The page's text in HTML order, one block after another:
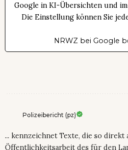
Google in KI-Übersichten und
Die Einstellung können Sie
NRWZ bei Google
Polizeibericht (pz)
... kennzeichnet Texte, die so direkt
Öffentlichkeitsarbeit des für den